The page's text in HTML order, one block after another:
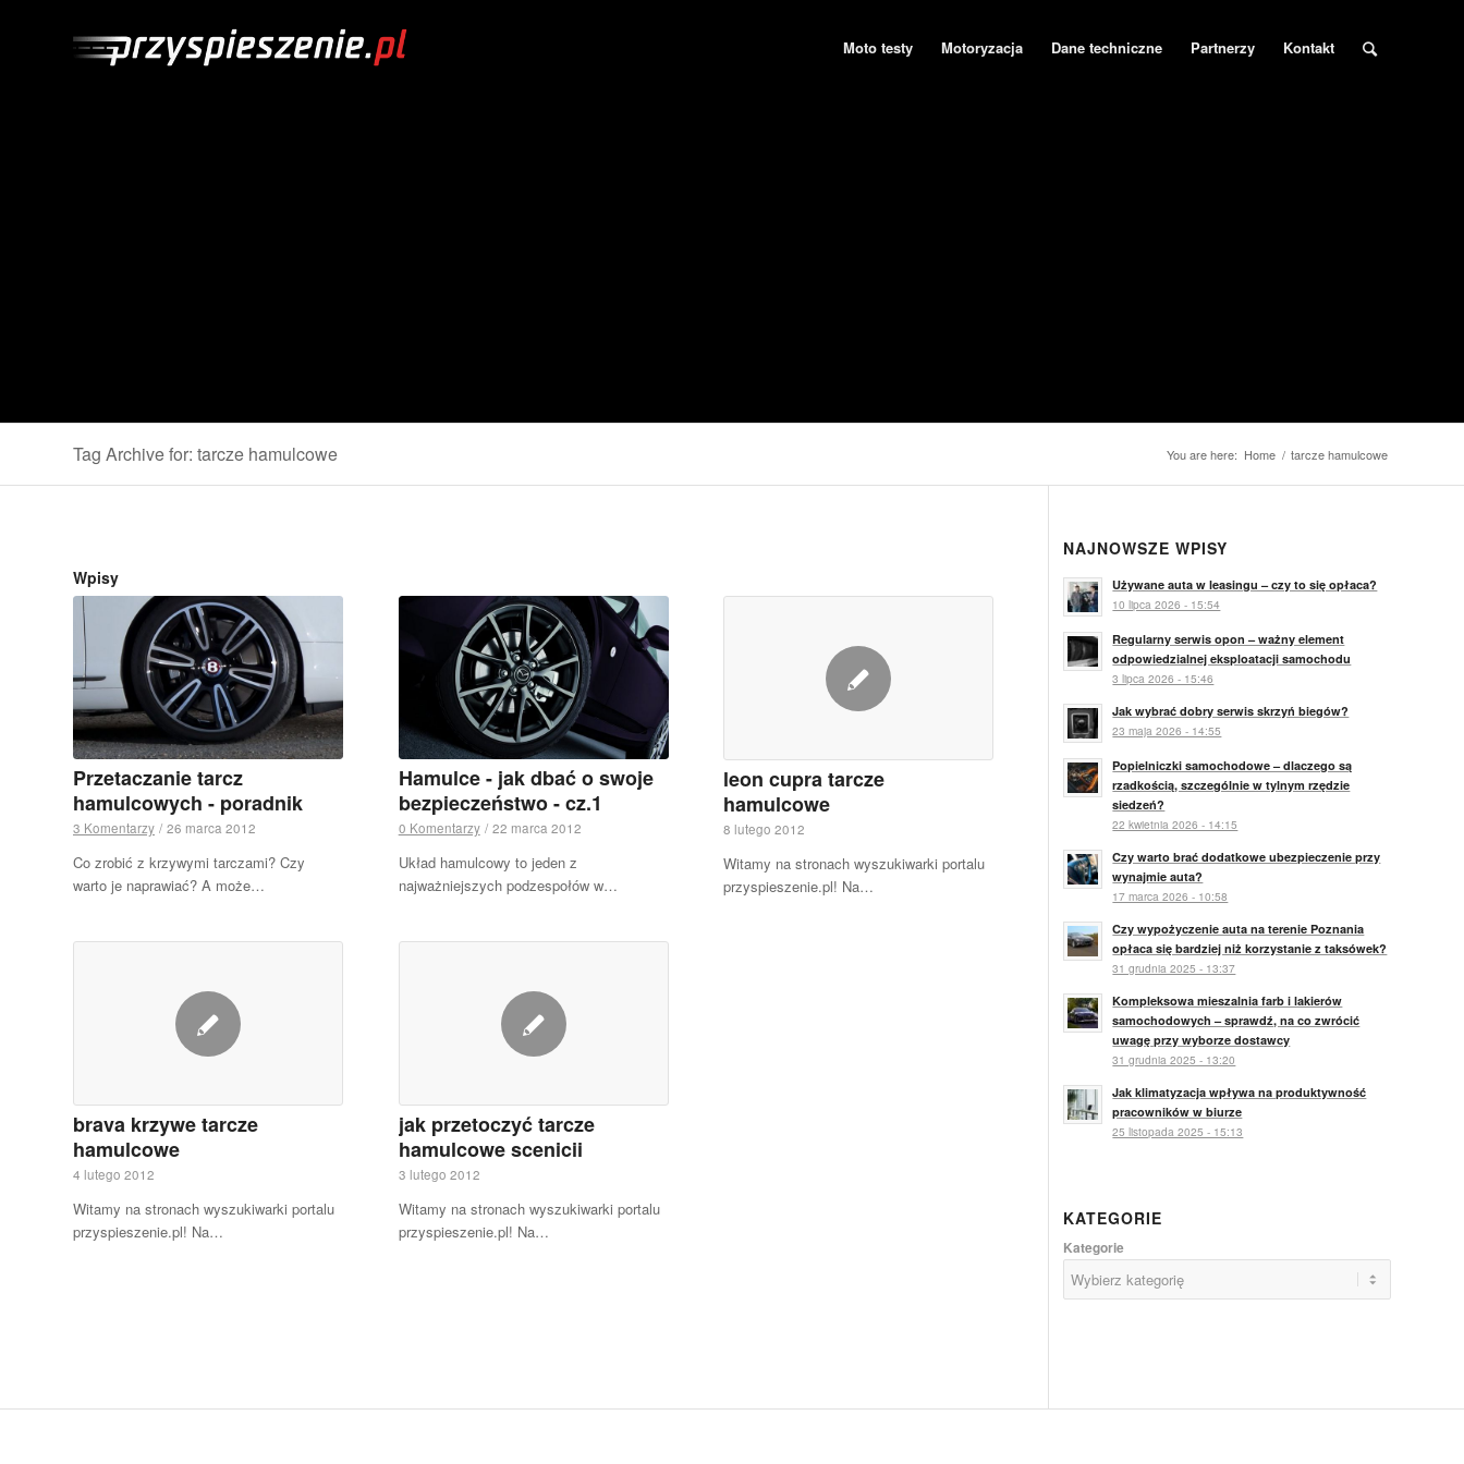
Moto testy Motoryzacja Dane techniczne Partnerzy Kontakt
Tag Archive for: tarcze hamulcowe You are here: Home / tarcze hamulcowe
Wpisy
Przetaczanie tarcz
hamulcowych - poradnik
3 Komentarzy / 26 marca 2012
Co zrobić z krzywymi tarczami? Czy
warto je naprawiać? A może…
Hamulce - jak dbać o swoje
bezpieczeństwo - cz.1
0 Komentarzy / 22 marca 2012
Układ hamulcowy to jeden z
najważniejszych podzespołów w…
leon cupra tarcze
hamulcowe
8 lutego 2012
Witamy na stronach wyszukiwarki portalu
przyspieszenie.pl! Na…
brava krzywe tarcze
hamulcowe
4 lutego 2012
Witamy na stronach wyszukiwarki portalu
przyspieszenie.pl! Na…
jak przetoczyć tarcze
hamulcowe scenicii
3 lutego 2012
Witamy na stronach wyszukiwarki portalu
przyspieszenie.pl! Na…
NAJNOWSZE WPISY
Używane auta w leasingu – czy to się opłaca?
10 lipca 2026 - 15:54
Regularny serwis opon – ważny element
odpowiedzialnej eksploatacji samochodu
3 lipca 2026 - 15:46
Jak wybrać dobry serwis skrzyń biegów?
23 maja 2026 - 14:55
Popielniczki samochodowe – dlaczego są
rzadkością, szczególnie w tylnym rzędzie
siedzeń?
22 kwietnia 2026 - 14:15
Czy warto brać dodatkowe ubezpieczenie przy
wynajmie auta?
17 marca 2026 - 10:58
Czy wypożyczenie auta na terenie Poznania
opłaca się bardziej niż korzystanie z taksówek?
31 grudnia 2025 - 13:37
Kompleksowa mieszalnia farb i lakierów
samochodowych – sprawdź, na co zwrócić
uwagę przy wyborze dostawcy
31 grudnia 2025 - 13:20
Jak klimatyzacja wpływa na produktywność
pracowników w biurze
25 listopada 2025 - 15:13
KATEGORIE
Kategorie